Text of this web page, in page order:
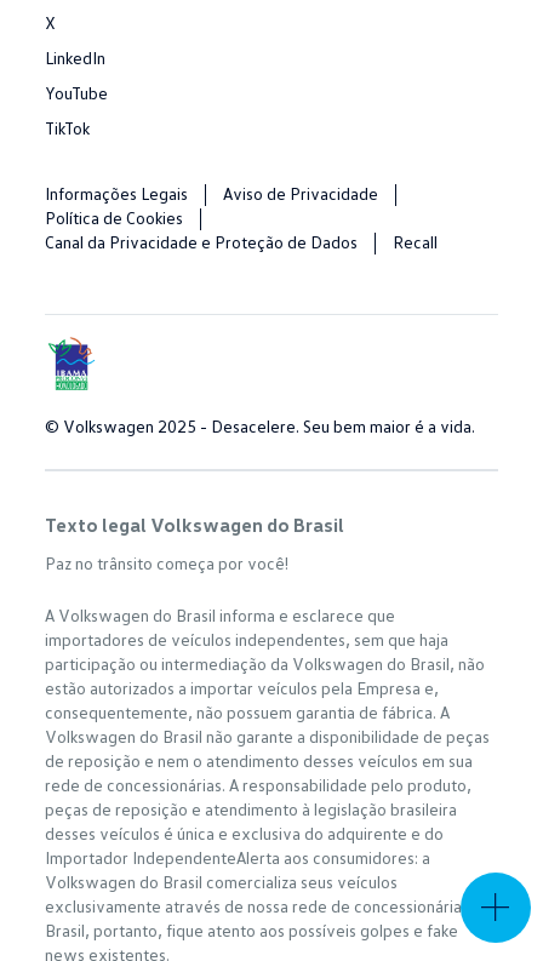
X
LinkedIn
YouTube
TikTok
Informações Legais
Aviso de Privacidade
Política de Cookies
Canal da Privacidade e Proteção de Dados
Recall
© Volkswagen 2025 - Desacelere. Seu bem maior é a vida.
Texto legal Volkswagen do Brasil
Paz no trânsito começa por você!
A Volkswagen do Brasil informa e esclarece que
importadores de veículos independentes, sem que haja
participação ou intermediação da Volkswagen do Brasil, não
estão autorizados a importar veículos pela Empresa e,
consequentemente, não possuem garantia de fábrica. A
Volkswagen do Brasil não garante a disponibilidade de peças
de reposição e nem o atendimento desses veículos em sua
rede de concessionárias. A responsabilidade pelo produto,
peças de reposição e atendimento à legislação brasileira
desses veículos é única e exclusiva do adquirente e do
Importador IndependenteAlerta aos consumidores: a
Volkswagen do Brasil comercializa seus veículos
exclusivamente através de nossa rede de concessionárias no
Brasil, portanto, fique atento aos possíveis golpes e fake
news existentes.